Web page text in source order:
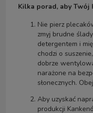
Kilka porad, aby Twój
Nie pierz
zmyj brudne
detergentem i
chodzi o
dobrze
narażone na
słonecznych.
Aby uzyskać
produkcji